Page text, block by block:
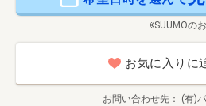
※SUUMOの
お気に入りに
お問い合わせ先 (有)